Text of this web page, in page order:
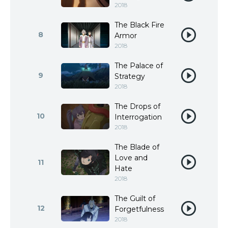
2018
8
The Black Fire
Armor
2018
9
The Palace of
Strategy
2018
10
The Drops of
Interrogation
2018
11
The Blade of
Love and
Hate
2018
12
The Guilt of
Forgetfulness
2018